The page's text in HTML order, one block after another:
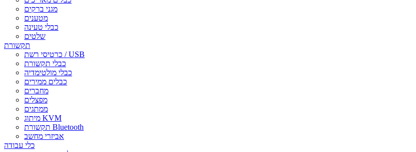
מגני ברקים
מטענים
כבלי טעינה
שלטים
תקשורת
כרטיסי רשת / USB
כבלי תקשורת
כבלי מולטימדיה
כבלים ממירים
מחברים
מפצלים
ממתגים
מיתוג KVM
תקשורת Bluetooth
אביזרי מחשב
כלי עבודה